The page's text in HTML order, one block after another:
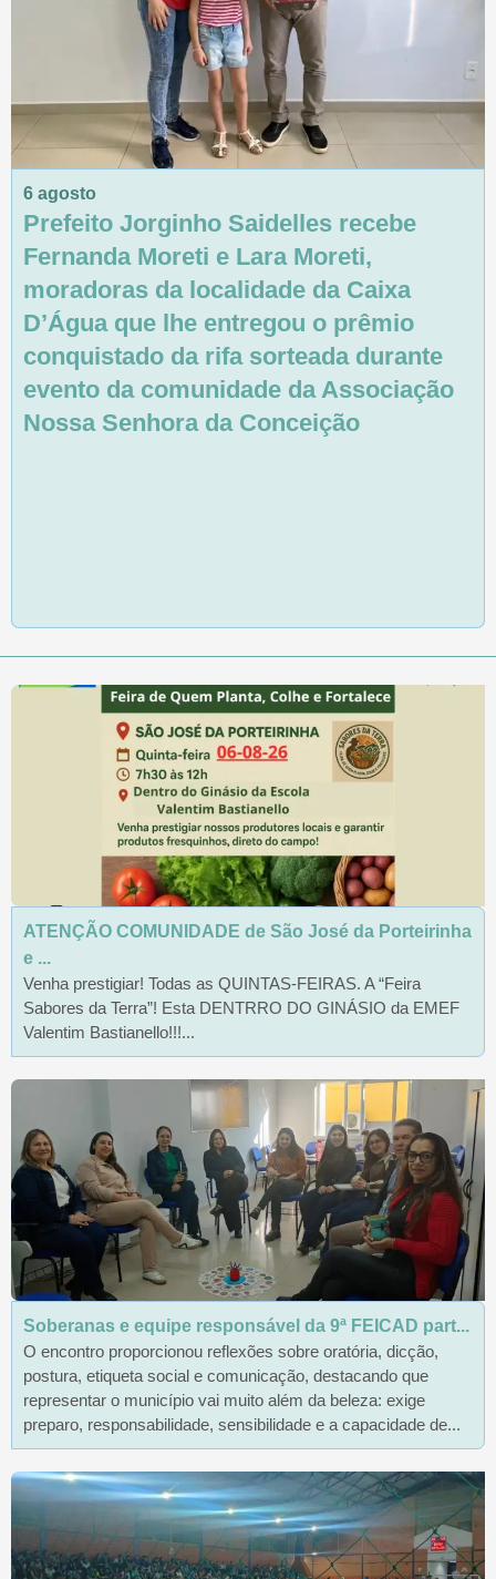
6 agosto
Prefeito Jorginho Saidelles recebe
Fernanda Moreti e Lara Moreti,
moradoras da localidade da Caixa
D’Água que lhe entregou o prêmio
conquistado da rifa sorteada durante
evento da comunidade da Associação
Nossa Senhora da Conceição
ATENÇÃO COMUNIDADE de São José da Porteirinha
e ...
Venha prestigiar! Todas as QUINTAS-FEIRAS. A “Feira
Sabores da Terra”! Esta DENTRRO DO GINÁSIO da EMEF
Valentim Bastianello!!!...
Soberanas e equipe responsável da 9ª FEICAD part...
O encontro proporcionou reflexões sobre oratória, dicção,
postura, etiqueta social e comunicação, destacando que
representar o município vai muito além da beleza: exige
preparo, responsabilidade, sensibilidade e a capacidade de...